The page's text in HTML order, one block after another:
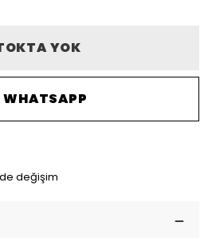
YOK
WHATSAPP
değişim